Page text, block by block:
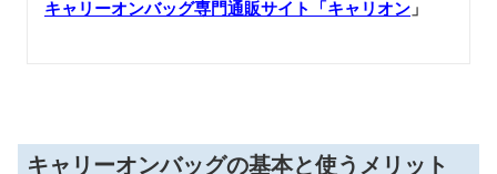
キャリーオンバッグ専門通販サイト「キャリオン 」
キャリーオンバッグの基本と使うメリット